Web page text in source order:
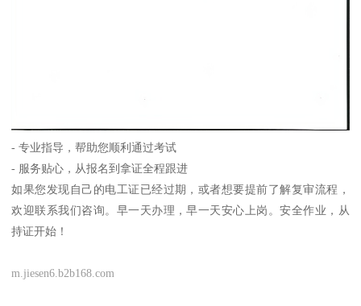
- 专业指导，帮助您顺利通过考试
- 服务贴心，从报名到拿证全程跟进
如果您发现自己的电工证已经过期，或者想要提前了解复审流程，
欢迎联系我们咨询。早一天办理，早一天安心上岗。安全作业，从
持证开始！
m.jiesen6.b2b168.com